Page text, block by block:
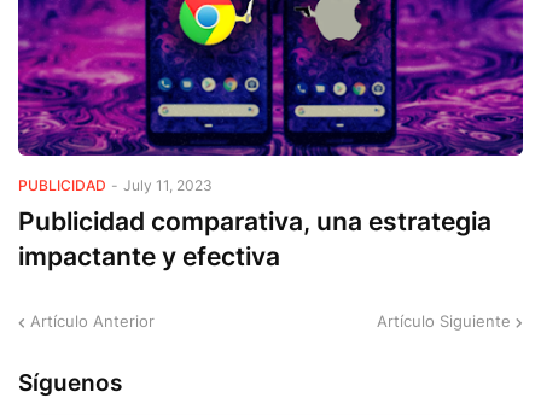
PUBLICIDAD - July 11, 2023
Publicidad comparativa, una estrategia
impactante y efectiva
Artículo Anterior Artículo Siguiente
Síguenos